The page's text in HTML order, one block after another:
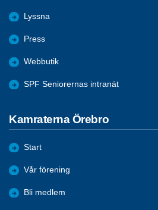
Lyssna
Press
Webbutik
SPF Seniorernas intranät
Kamraterna Örebro
Start
Vår förening
Bli medlem